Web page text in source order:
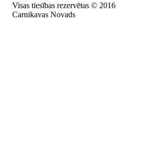
Visas tiesības rezervētas © 2016
Carnikavas Novads